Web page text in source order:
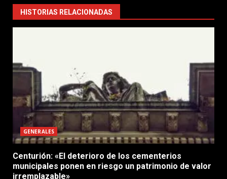
HISTORIAS RELACIONADAS
GENERALES
Centurión: «El deterioro de los cementerios
municipales ponen en riesgo un patrimonio de valor
irremplazable»